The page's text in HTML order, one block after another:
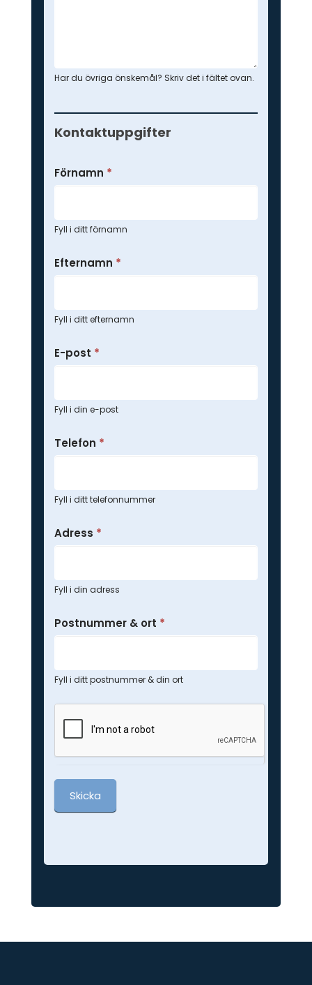
Har du övriga önskemål? Skriv det i fältet ovan.
Kontaktuppgifter
Förnamn *
Fyll i ditt förnamn
Efternamn *
Fyll i ditt efternamn
E-post *
Fyll i din e-post
Telefon *
Fyll i ditt telefonnummer
Adress *
Fyll i din adress
Postnummer & ort *
Fyll i ditt postnummer & din ort
Skicka